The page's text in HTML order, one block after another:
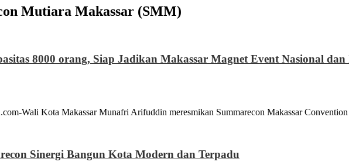
Mutiara Makassar (SMM)
8000 orang, Siap Jadikan Makassar Magnet Event Nasional dan
Wali Kota Makassar Munafri Arifuddin meresmikan Summarecon Makassar
Sinergi Bangun Kota Modern dan Terpadu